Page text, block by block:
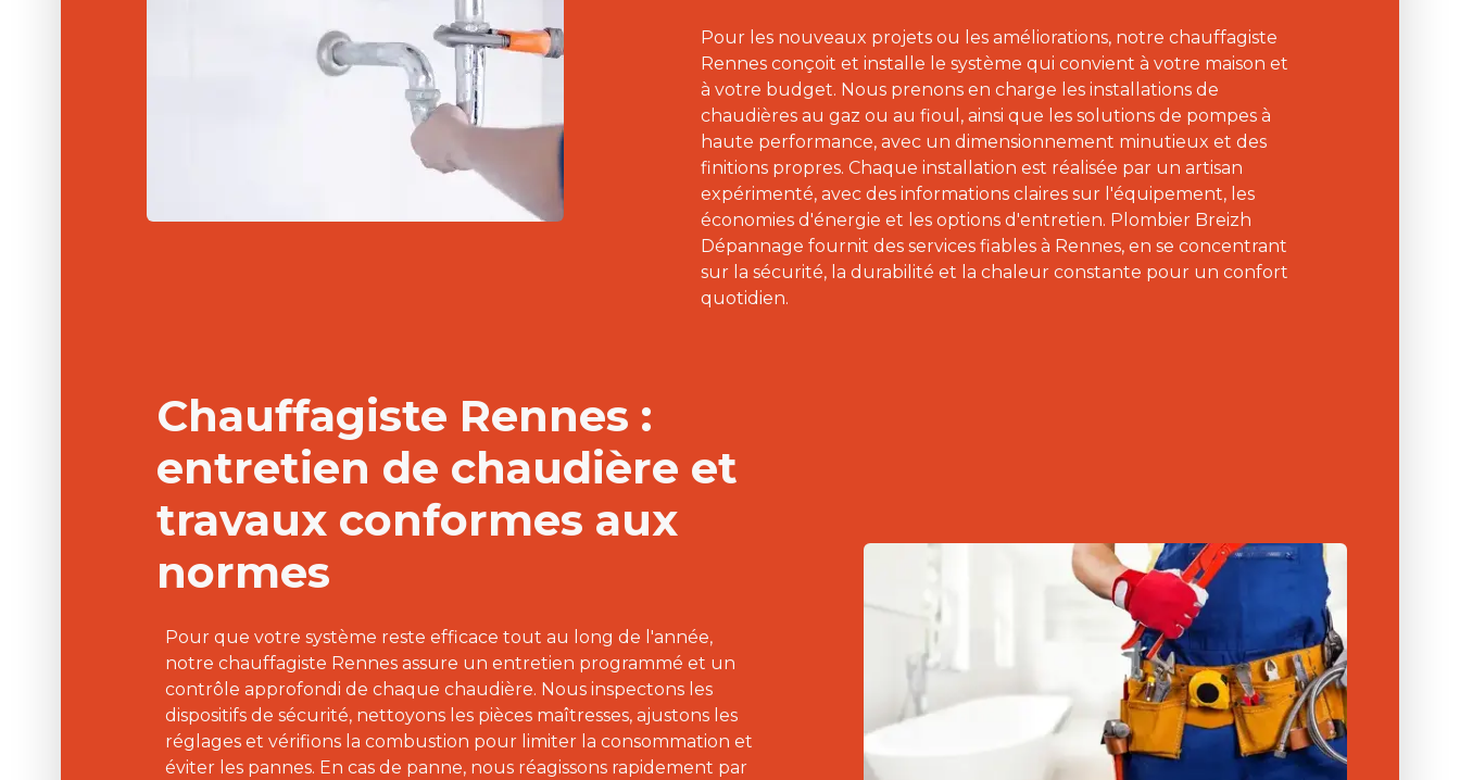
Pour les nouveaux projets ou les améliorations, notre chauffagiste
Rennes conçoit et installe le système qui convient à votre maison et
à votre budget. Nous prenons en charge les installations de
chaudières au gaz ou au fioul, ainsi que les solutions de pompes à
haute performance, avec un dimensionnement minutieux et des
finitions propres. Chaque installation est réalisée par un artisan
expérimenté, avec des informations claires sur l'équipement, les
économies d'énergie et les options d'entretien. Plombier Breizh
Dépannage fournit des services fiables à Rennes, en se concentrant
sur la sécurité, la durabilité et la chaleur constante pour un confort
quotidien.
Chauffagiste Rennes :
entretien de chaudière et
travaux conformes aux
normes
Pour que votre système reste efficace tout au long de l'année,
notre chauffagiste Rennes assure un entretien programmé et un
contrôle approfondi de chaque chaudière. Nous inspectons les
dispositifs de sécurité, nettoyons les pièces maîtresses, ajustons les
réglages et vérifions la combustion pour limiter la consommation et
éviter les pannes. En cas de panne, nous réagissons rapidement par